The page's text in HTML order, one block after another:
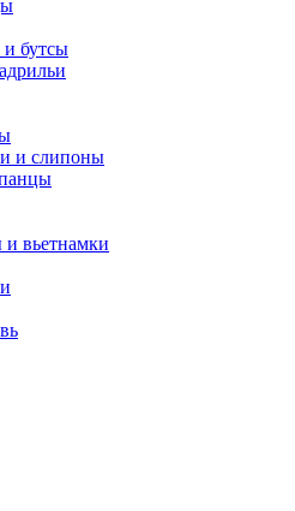
и бутсы
и слипоны
вьетнамки